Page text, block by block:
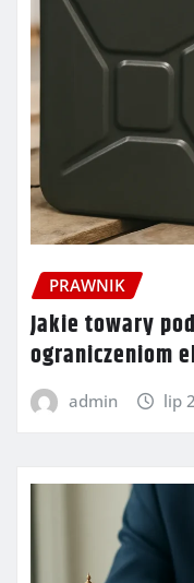
PRAWNIK
Jakie towary
ograniczeniom
admin lip